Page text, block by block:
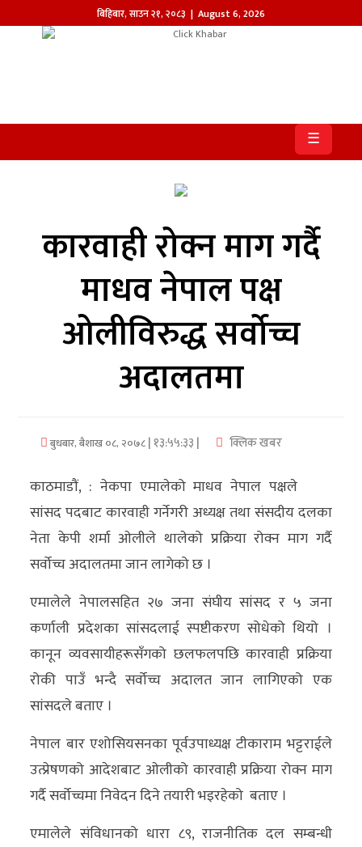
बिहिबार,साउन२१,२०८३ | August 6, 2026
पत्रिका
सम्पादकीय
राजनीति
विज्ञान
प्रविधि
अन्तरर्वार्ता
विचार/
ब्लग
खेलकुद
रोचक
अन्य
क्लिक
खबर
विशेष
☰
कारवाही रोक्न माग गर्दै
माधव नेपाल पक्ष
ओलीविरुद्ध सर्वोच्च
अदालतमा
बुधबार, बैशाख ०८, २०७८| १३:५५:३३ | क्लिक खबर
काठमाडौं, : नेकपा एमालेको माधव नेपाल पक्षले
सांसद पदबाट कारवाही गर्नेगरी अध्यक्ष तथा संसदीय दलका
नेता केपी शर्मा ओलीले थालेको प्रक्रिया रोक्न माग गर्दै
सर्वोच्च अदालतमा जान लागेको छ ।
एमालेले नेपालसहित २७ जना संघीय सांसद र ५ जना
कर्णाली प्रदेशका सांसदलाई स्पष्टीकरण सोधेको थियो ।
कानून व्यवसायीहरूसँगको छलफलपछि कारवाही प्रक्रिया
रोकी पाउँ भन्दै सर्वोच्च अदालत जान लागिएको एक
सांसदले बताए ।
नेपाल बार एशोसियसनका पूर्वउपाध्यक्ष टीकाराम भट्टराईले
उत्प्रेषणको आदेशबाट ओलीको कारवाही प्रक्रिया रोक्न माग
गर्दै सर्वोच्चमा निवेदन दिने तयारी भइरहेको बताए ।
एमालेले संविधानको धारा ८९, राजनीतिक दल सम्बन्धी